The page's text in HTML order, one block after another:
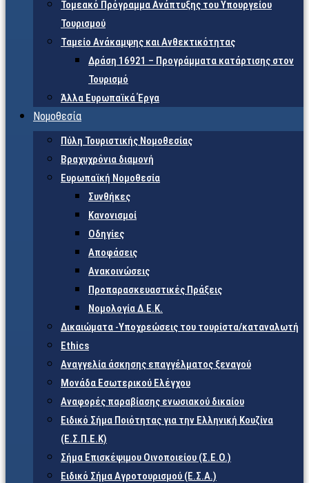
Τομεακό Πρόγραμμα Ανάπτυξης του Υπουργείου
Τουρισμού
Ταμείο Ανάκαμψης και Ανθεκτικότητας
Δράση 16921 – Προγράμματα κατάρτισης στον
Τουρισμό
Άλλα Ευρωπαϊκά Έργα
Νομοθεσία
Πύλη Τουριστικής Νομοθεσίας
Βραχυχρόνια διαμονή
Ευρωπαϊκή Νομοθεσία
Συνθήκες
Κανονισμοί
Οδηγίες
Αποφάσεις
Ανακοινώσεις
Προπαρασκευαστικές Πράξεις
Νομολογία Δ.Ε.Κ.
Δικαιώματα -Υποχρεώσεις του τουρίστα/καταναλωτή
Ethics
Αναγγελία άσκησης επαγγέλματος ξεναγού
Μονάδα Εσωτερικού Ελέγχου
Αναφορές παραβίασης ενωσιακού δικαίου
Ειδικό Σήμα Ποιότητας για την Ελληνική Κουζίνα
(Ε.Σ.Π.Ε.Κ)
Σήμα Επισκέψιμου Οινοποιείου (Σ.Ε.Ο.)
Ειδικό Σήμα Αγροτουρισμού (Ε.Σ.Α.)